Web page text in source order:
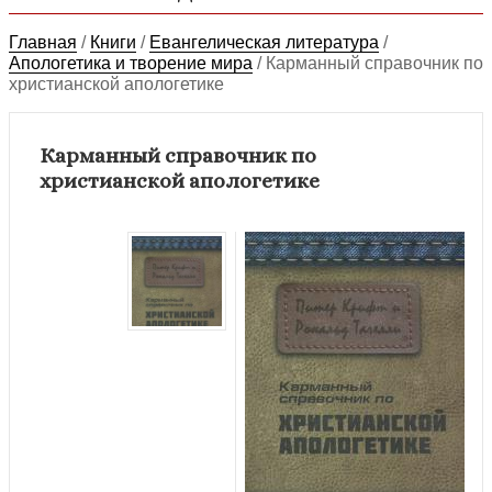
Главная / Книги / Евангелическая литература /
Апологетика и творение мира / Карманный справочник по
христианской апологетике
Карманный справочник по
христианской апологетике